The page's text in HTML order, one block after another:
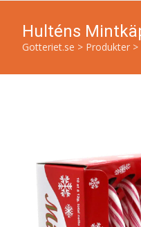
Hulténs
Gotteriet.se > Produkter >